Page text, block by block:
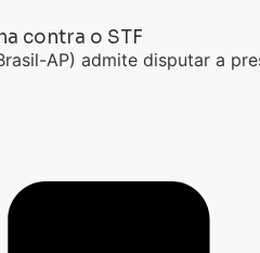
contra o STF
AP) admite disputar a